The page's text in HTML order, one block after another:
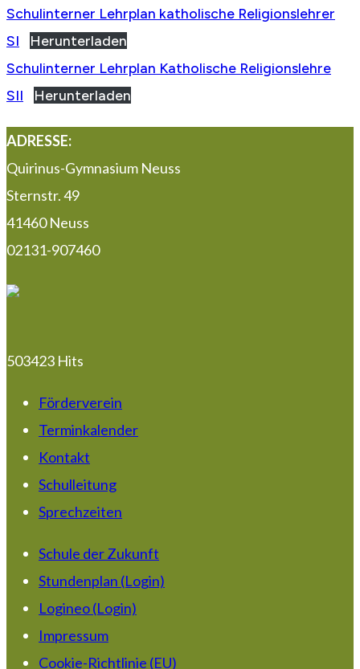
Schulinterner Lehrplan katholische Religionslehrer
SI
Herunterladen
Schulinterner Lehrplan Katholische Religionslehre
SII
Herunterladen
ADRESSE:
Quirinus-Gymnasium Neuss
Sternstr. 49
41460 Neuss
02131-907460
503423 Hits
Förderverein
Terminkalender
Kontakt
Schulleitung
Sprechzeiten
Schule der Zukunft
Stundenplan (Login)
Logineo (Login)
Impressum
Cookie-Richtlinie (EU)